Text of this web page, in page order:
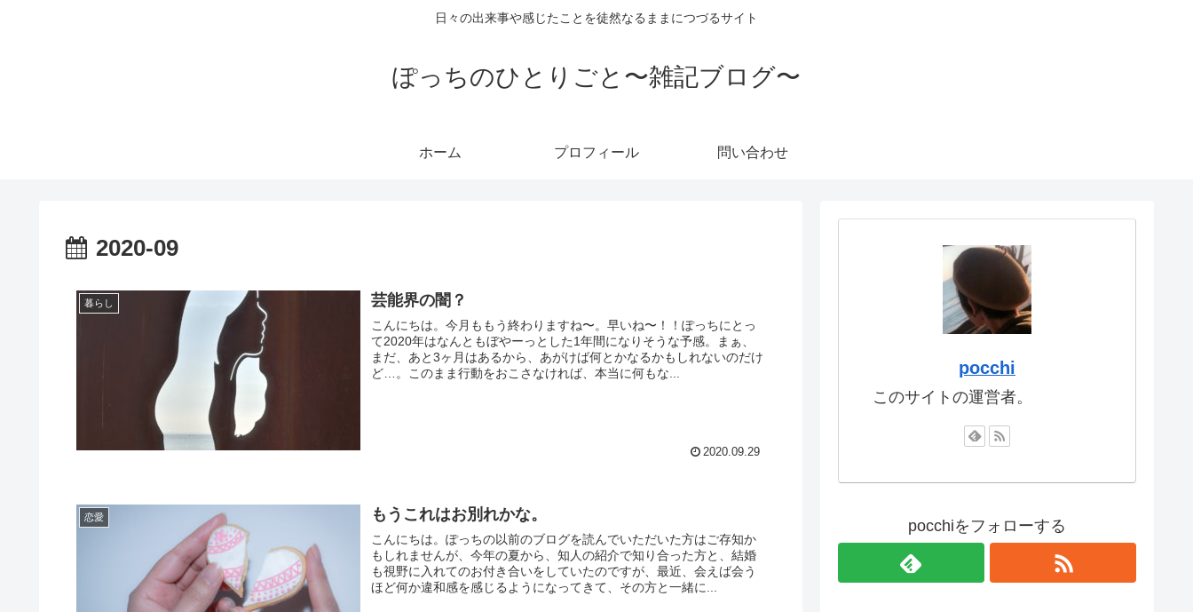
日々の出来事や感じたことを徒然なるままにつづるサイト
ぽっちのひとりごと〜雑記ブログ〜
ホーム プロフィール 問い合わせ
2020-09
暮らし 芸能界の闇？
こんにちは。今月ももう終わりますね〜。早いね〜！！ぽっちにとっ
て2020年はなんともぼやーっとした1年間になりそうな予感。まぁ、
まだ、あと3ヶ月はあるから、あがけば何とかなるかもしれないのだけ
ど…。このまま行動をおこさなければ、本当に何もな...
2020.09.29
恋愛 もうこれはお別れかな。
こんにちは。ぽっちの以前のブログを読んでいただいた方はご存知か
もしれませんが、今年の夏から、知人の紹介で知り合った方と、結婚
も視野に入れてのお付き合いをしていたのですが、最近、会えば会う
ほど何か違和感を感じるようになってきて、その方と一緒に...
pocchi
このサイトの運営者。
pocchiをフォローする